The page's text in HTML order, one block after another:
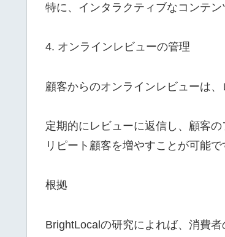
特に、インタラクティブなコンテ
4. オンラインレビューの管理
顧客からのオンラインレビューは
定期的にレビューに返信し、顧客
リピート顧客を増やすことが可能で
根拠
BrightLocalの研究によれば、消費